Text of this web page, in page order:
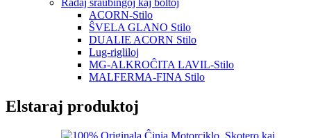
Radaj ŝraŭbingoj kaj boltoj
ACORN-Stilo
ŜVELA GLANO Stilo
DUALIE ACORN Stilo
Lug-rigliloj
MG-ALKROĈITA LAVIL-Stilo
MALFERMA-FINA Stilo
Elstaraj produktoj